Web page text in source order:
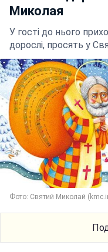
Миколая
У гості до нього
дорослі, просять у
Фото: Святий Миколай